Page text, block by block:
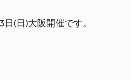
(日)大阪開催です。